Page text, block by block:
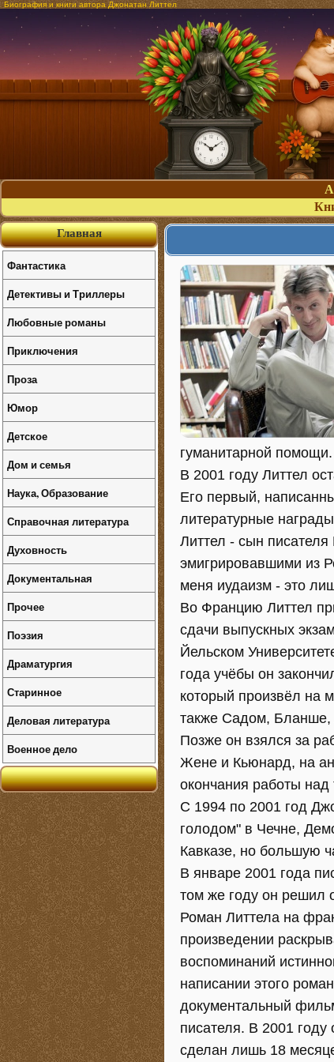
Биография и книги автора Джонатан Литтел
гуманитарной помощи.
В 2001 году Литтел
Его первый,
литературные
Литтел - сын
эмигрировавшими из
меня иудаизм - это
Во Францию Литтел
сдачи выпускных
Йельском
года учёбы он
который произвёл на
также Садом,
Позже он взялся за
Жене и Кьюнард, на
окончания работы
С 1994 по 2001 год
голодом" в Чечне,
Кавказе, но большую
В январе 2001 года
том же году он решил
Роман Литтела на
произведении
воспоминаний
написании этого
документальный
писателя. В 2001
сделан лишь 18
Главная
Фантастика
Детективы и Триллеры
Любовные романы
Приключения
Проза
Юмор
Детское
Дом и семья
Наука, Образование
Справочная литература
Духовность
Документальная
Прочее
Поэзия
Драматургия
Старинное
Деловая литература
Военное дело